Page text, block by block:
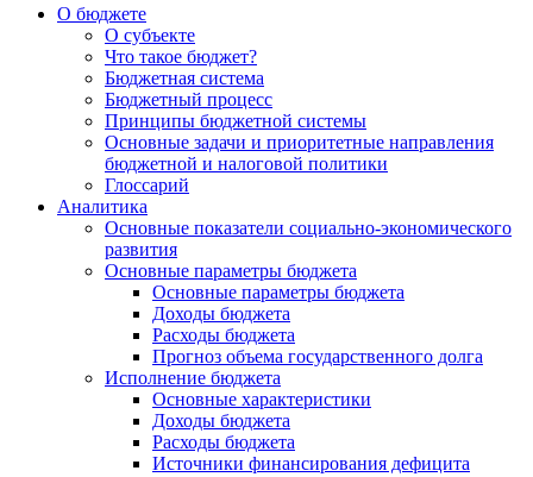
О бюджете
О субъекте
Что такое бюджет?
Бюджетная система
Бюджетный процесс
Принципы бюджетной системы
Основные задачи и приоритетные направления
бюджетной и налоговой политики
Глоссарий
Аналитика
Основные показатели социально-экономического
развития
Основные параметры бюджета
Основные параметры бюджета
Доходы бюджета
Расходы бюджета
Прогноз объема государственного долга
Исполнение бюджета
Основные характеристики
Доходы бюджета
Расходы бюджета
Источники финансирования дефицита